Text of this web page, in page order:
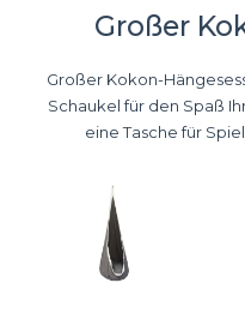
Großer
Großer Kokon-
Schaukel für den Spaß
eine Tasche für